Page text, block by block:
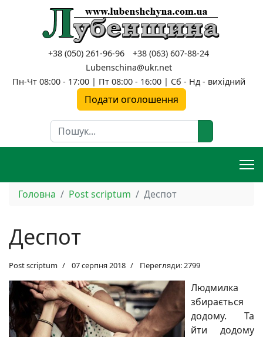
+38 (050) 261-96-96
+38 (063) 607-88-24
Lubenschina@ukr.net
Пн-Чт 08:00 - 17:00 | Пт 08:00 - 16:00 | Сб - Нд - вихідний
Подати оголошення
Пошук
Головна Post scriptum Деспот
Деспот
Post scriptum 07 серпня 2018 Перегляди: 2799
Людмилка
збирається
додому. Та
йти додому